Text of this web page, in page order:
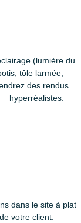
(lumière du
tôle larmée,
des rendus
hyperréalistes.
dans le site à plat
votre client.